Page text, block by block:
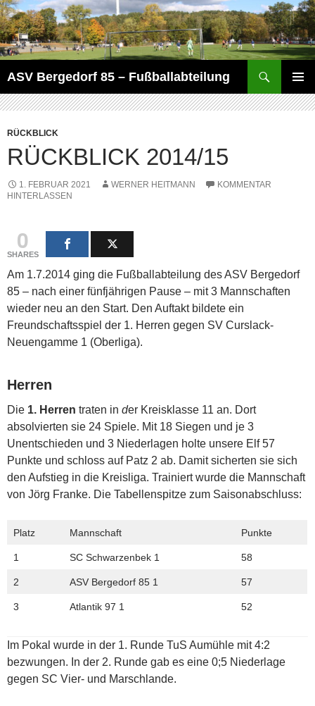
Zum
Inhalt
springen
ASV Bergedorf 85 – Fußballabteilung
MENÜ
RÜCKBLICK
RÜCKBLICK 2014/15
1. FEBRUAR 2021 WERNER HEITMANN
KOMMENTAR
HINTERLASSEN
0
SHARES
Am 1.7.2014 ging die Fußballabteilung des ASV Bergedorf
85 – nach einer fünfjährigen Pause – mit 3 Mannschaften
wieder neu an den Start. Den Auftakt bildete ein
Freundschaftsspiel der 1. Herren gegen SV Curslack-
Neuengamme 1 (Oberliga).
Herren
Die 1. Herren traten in der Kreisklasse 11 an. Dort
absolvierten sie 24 Spiele. Mit 18 Siegen und je 3
Unentschieden und 3 Niederlagen holte unsere Elf 57
Punkte und schloss auf Patz 2 ab. Damit sicherten sie sich
den Aufstieg in die Kreisliga. Trainiert wurde die Mannschaft
von Jörg Franke. Die Tabellenspitze zum Saisonabschluss:
Platz Mannschaft Punkte
1 SC Schwarzenbek 1 58
2 ASV Bergedorf 85 1 57
3 Atlantik 97 1 52
Im Pokal wurde in der 1. Runde TuS Aumühle mit 4:2
bezwungen. In der 2. Runde gab es eine 0;5 Niederlage
gegen SC Vier- und Marschlande.